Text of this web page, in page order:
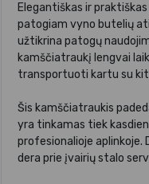
Elegantiškas ir
patogiam vyno butelių
užtikrina patogų
kamščiatraukį lengvai
transportuoti kartu su
Šis kamščiatraukis
yra tinkamas tiek
profesionalioje aplinkoje.
dera prie įvairių stalo